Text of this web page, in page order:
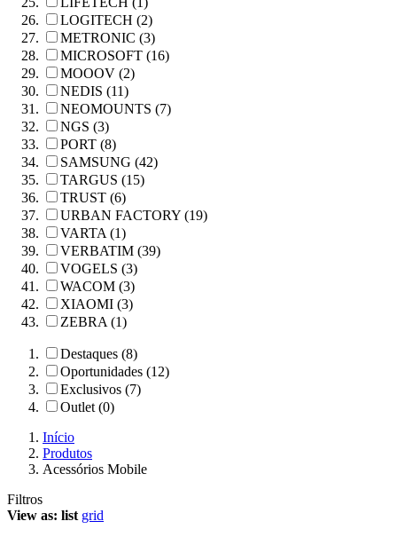
LOGITECH (2)
METRONIC (3)
MICROSOFT (16)
MOOOV (2)
NEDIS (11)
NEOMOUNTS (7)
NGS (3)
PORT (8)
SAMSUNG (42)
TARGUS (15)
TRUST (6)
URBAN FACTORY (19)
VARTA (1)
VERBATIM (39)
VOGELS (3)
WACOM (3)
XIAOMI (3)
ZEBRA (1)
Destaques (8)
Oportunidades (12)
Exclusivos (7)
Outlet (0)
Início
Produtos
Acessórios Mobile
Filtros
View as: list grid